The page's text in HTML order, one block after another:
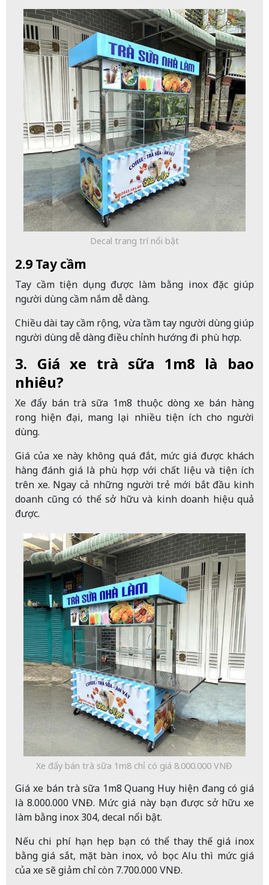
Decal trang trí nổi bật
2.9 Tay cầm
Tay cầm tiện dụng được làm bằng inox đặc giúp
người dùng cầm nắm dễ dàng.
Chiều dài tay cầm rộng, vừa tầm tay người dùng giúp
người dùng dễ dàng điều chỉnh hướng đi phù hợp.
3. Giá xe trà sữa 1m8 là bao
nhiêu?
Xe đẩy bán trà sữa 1m8 thuộc dòng xe bán hàng
rong hiện đại, mang lại nhiều tiện ích cho người
dùng.
Giá của xe này không quá đắt, mức giá được khách
hàng đánh giá là phù hợp với chất liệu và tiện ích
trên xe. Ngay cả những người trẻ mới bắt đầu kinh
doanh cũng có thể sở hữu và kinh doanh hiệu quả
được.
Xe đẩy bán trà sữa 1m8 chỉ có giá 8.000.000 VNĐ
Giá xe bán trà sữa 1m8 Quang Huy hiện đang có giá
là 8.000.000 VNĐ. Mức giá này bạn được sở hữu xe
làm bằng inox 304, decal nổi bật.
Nếu chi phí hạn hẹp bạn có thể thay thế giá inox
bằng giá sắt, mặt bàn inox, vỏ bọc Alu thì mức giá
của xe sẽ giảm chỉ còn 7.700.000 VNĐ.